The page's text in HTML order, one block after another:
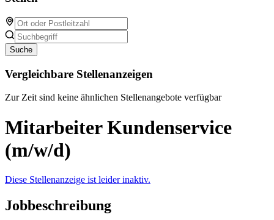
Suche
Vergleichbare Stellenanzeigen
Zur Zeit sind keine ähnlichen Stellenangebote verfügbar
Mitarbeiter Kundenservice
(m/w/d)
Diese Stellenanzeige ist leider inaktiv.
Jobbeschreibung